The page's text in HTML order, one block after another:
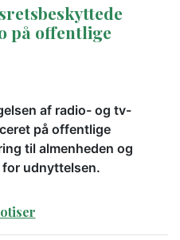
på offentlige
af radio- og tv-
på offentlige
til almenheden og
for udnyttelsen.